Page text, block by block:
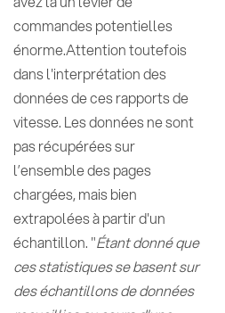
commandes potentielles
énorme.Attention toutefois
dans l'interprétation des
données de ces rapports de
vitesse. Les données ne sont
pas récupérées sur
l’ensemble des pages
chargées, mais bien
extrapolées à partir d'un
échantillon. "Étant donné que
ces statistiques se basent sur
des échantillons de données